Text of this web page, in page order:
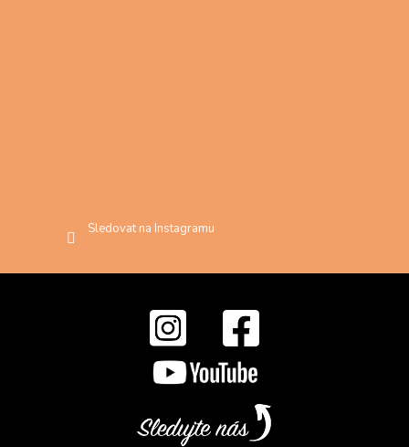
Sledovat na Instagramu